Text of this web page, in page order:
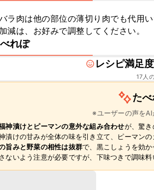
ラ肉は他の部位の薄切り肉でも代用い
減は、お好みで調整してください。
れぽ
レシピ満足度
17 人
た
※ユーザーの声を
神漬けとピーマンの意外な組み合わせが、驚
漬けの甘みが全体の味を引き立て、ピーマン
旨みと野菜の相性は抜群で、黒こしょうを効
ないよう注意が必要ですが、下味つきで調味料